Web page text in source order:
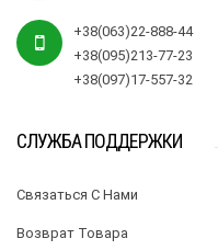
+38(063)22-888-44
+38(095)213-77-23
+38(097)17-557-32
СЛУЖБА ПОДДЕРЖКИ
Связаться С Нами
Возврат Товара